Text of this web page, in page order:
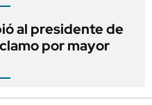
al presidente de
por mayor